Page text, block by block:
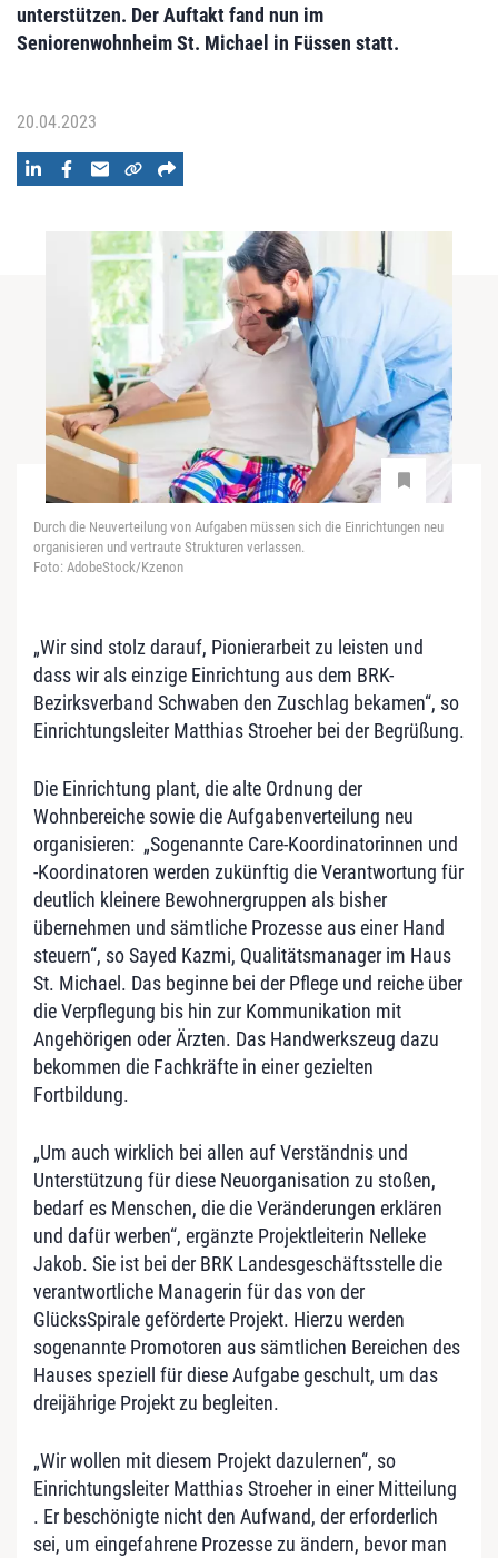
unterstützen. Der Auftakt fand nun im
Seniorenwohnheim St. Michael in Füssen statt.
20.04.2023
Durch die Neuverteilung von Aufgaben müssen sich die Einrichtungen neu
organisieren und vertraute Strukturen verlassen.
Foto: AdobeStock/Kzenon
„Wir sind stolz darauf, Pionierarbeit zu leisten und
dass wir als einzige Einrichtung aus dem BRK-
Bezirksverband Schwaben den Zuschlag bekamen“, so
Einrichtungsleiter Matthias Stroeher bei der Begrüßung.
Die Einrichtung plant, die alte Ordnung der
Wohnbereiche sowie die Aufgabenverteilung neu
organisieren: „Sogenannte Care-Koordinatorinnen und
-Koordinatoren werden zukünftig die Verantwortung für
deutlich kleinere Bewohnergruppen als bisher
übernehmen und sämtliche Prozesse aus einer Hand
steuern“, so Sayed Kazmi, Qualitätsmanager im Haus
St. Michael. Das beginne bei der Pflege und reiche über
die Verpflegung bis hin zur Kommunikation mit
Angehörigen oder Ärzten. Das Handwerkszeug dazu
bekommen die Fachkräfte in einer gezielten
Fortbildung.
„Um auch wirklich bei allen auf Verständnis und
Unterstützung für diese Neuorganisation zu stoßen,
bedarf es Menschen, die die Veränderungen erklären
und dafür werben“, ergänzte Projektleiterin Nelleke
Jakob. Sie ist bei der BRK Landesgeschäftsstelle die
verantwortliche Managerin für das von der
GlücksSpirale geförderte Projekt. Hierzu werden
sogenannte Promotoren aus sämtlichen Bereichen des
Hauses speziell für diese Aufgabe geschult, um das
dreijährige Projekt zu begleiten.
„Wir wollen mit diesem Projekt dazulernen“, so
Einrichtungsleiter Matthias Stroeher in einer Mitteilung
. Er beschönigte nicht den Aufwand, der erforderlich
sei, um eingefahrene Prozesse zu ändern, bevor man